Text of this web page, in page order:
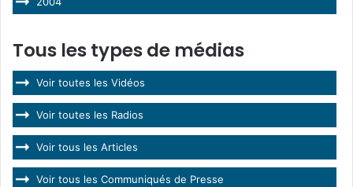
Tous les types de médias
Voir toutes les Vidéos
Voir toutes les Radios
Voir tous les Articles
Voir tous les Communiqués de Presse